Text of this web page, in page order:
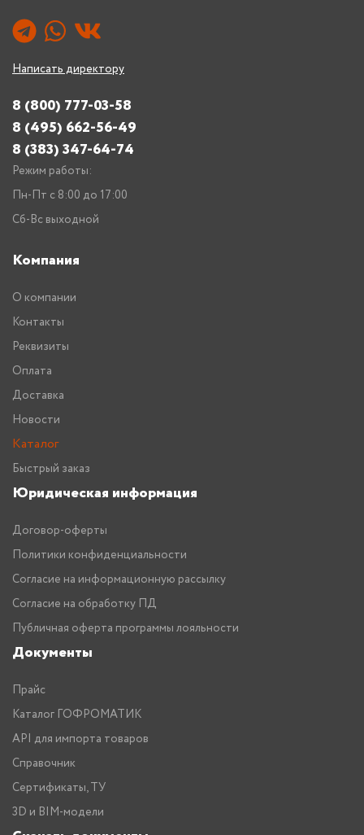
Написать директору
8 (800) 777-03-58
8 (495) 662-56-49
8 (383) 347-64-74
Режим работы:
Пн-Пт с 8:00 до 17:00
Сб-Вс выходной
Компания
О компании
Контакты
Реквизиты
Оплата
Доставка
Новости
Каталог
Быстрый заказ
Юридическая информация
Договор-оферты
Политики конфиденциальности
Согласие на информационную рассылку
Согласие на обработку ПД
Публичная оферта программы лояльности
Документы
Прайс
Каталог ГОФРОМАТИК
API для импорта товаров
Справочник
Сертификаты, ТУ
3D и BIM-модели